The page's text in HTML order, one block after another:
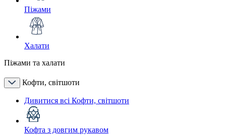
Піжами
Халати
Піжами та халати
Кофти, світшоти
Дивитися всі Кофти, світшоти
Кофта з довгим рукавом